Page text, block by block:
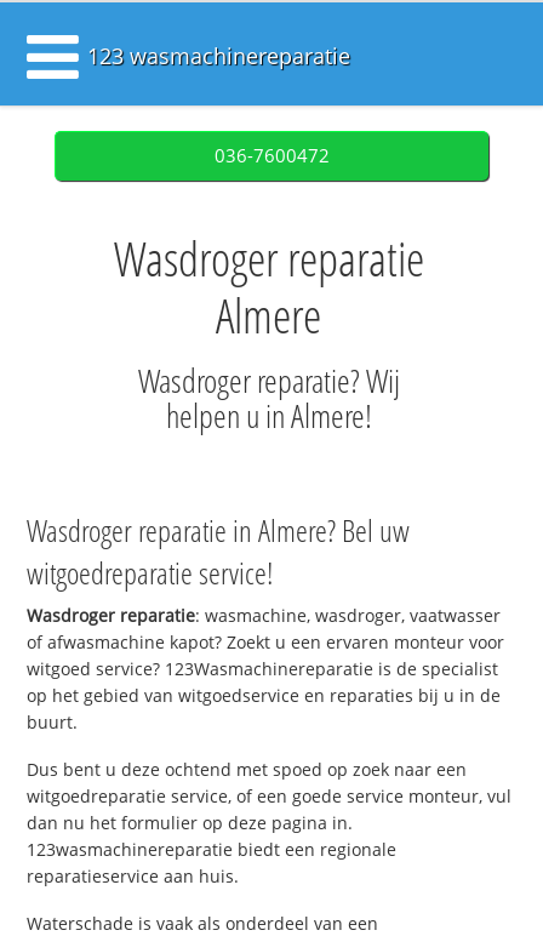
123 wasmachinereparatie
036-7600472
Wasdroger reparatie
Almere
Wasdroger reparatie? Wij
helpen u in Almere!
Wasdroger reparatie in Almere? Bel uw
witgoedreparatie service!
Wasdroger reparatie: wasmachine, wasdroger, vaatwasser
of afwasmachine kapot? Zoekt u een ervaren monteur voor
witgoed service? 123Wasmachinereparatie is de specialist
op het gebied van witgoedservice en reparaties bij u in de
buurt.
Dus bent u deze ochtend met spoed op zoek naar een
witgoedreparatie service, of een goede service monteur, vul
dan nu het formulier op deze pagina in.
123wasmachinereparatie biedt een regionale
reparatieservice aan huis.
Waterschade is vaak als onderdeel van een